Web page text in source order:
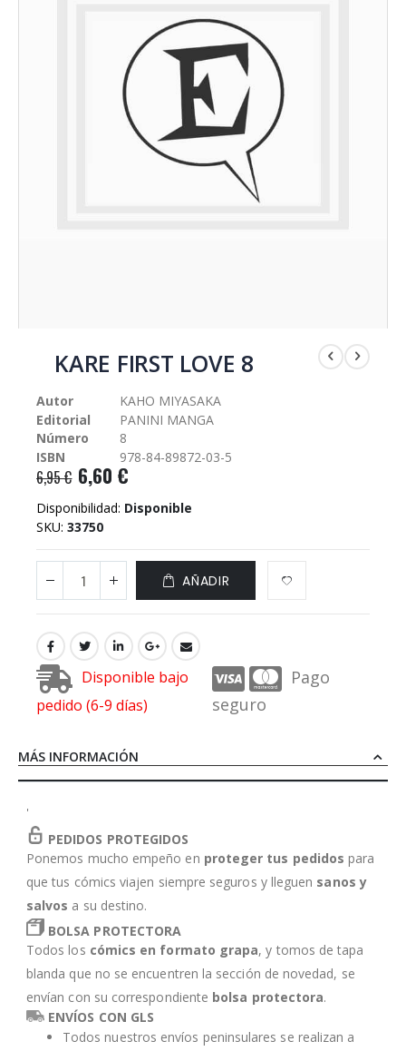
comienzo
galería
imágenes
KARE FIRST LOVE 8
Autor
KAHO MIYASAKA
Editorial
PANINI MANGA
Número
8
ISBN
978-84-89872-03-5
6,95 € 6,60 €
Disponibilidad: Disponible
SKU 33750
AÑADIR
Disponible bajo
pedido (6-9 días)
Pago
seguro
MÁS INFORMACIÓN
'
PEDIDOS PROTEGIDOS
Ponemos mucho empeño en proteger tus pedidos para
que tus cómics viajen siempre seguros y lleguen sanos y
salvos a su destino.
BOLSA PROTECTORA
Todos los cómics en formato grapa, y tomos de tapa
blanda que no se encuentren la sección de novedad, se
envían con su correspondiente bolsa protectora.
ENVÍOS CON GLS
Todos nuestros envíos peninsulares se realizan a